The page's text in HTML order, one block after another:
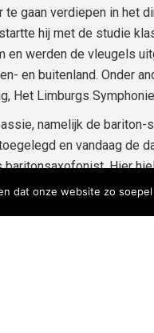
gaan verdiepen in het
hij met de studie
en werden de vleugels
en buitenland. Onder
Het Limburgs
namelijk de
en vandaag de
Hier
toe op het dirigeren van
dat onze website zo